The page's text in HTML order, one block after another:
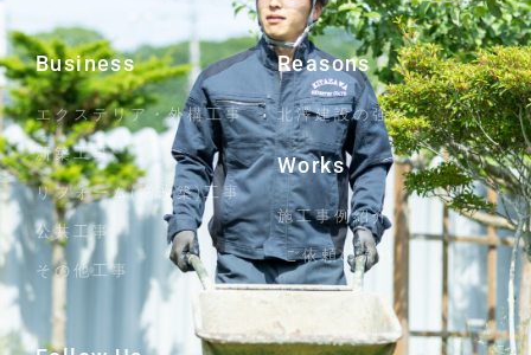
Business
エクステリア・外構工事
新築工事
リフォーム(増改築)工事
公共工事
その他工事
Reasons
北澤建設の強み
Works
施工事例紹介
ご依頼の流れ